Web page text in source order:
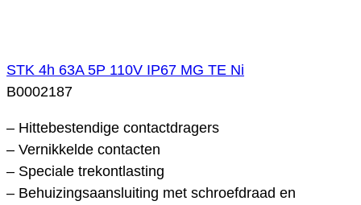
STK 4h 63A 5P 110V IP67 MG TE Ni
B0002187
– Hittebestendige contactdragers
– Vernikkelde contacten
– Speciale trekontlasting
– Behuizingsaansluiting met schroefdraad en